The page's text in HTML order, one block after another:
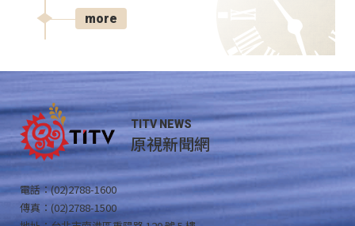
more
TITV NEWS
原視新聞網
電話：(02)2788-1600
傳真：(02)2788-1500